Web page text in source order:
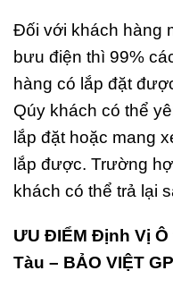
Đối với khách hàng
bưu điện thì 99%
hàng có lắp đặt
Qúy khách có thể
lắp đặt hoặc mang
lắp được. Trường
khách có thể trả lại
ƯU ĐIỂM Định Vị Ô
Tàu – BẢO VIỆT